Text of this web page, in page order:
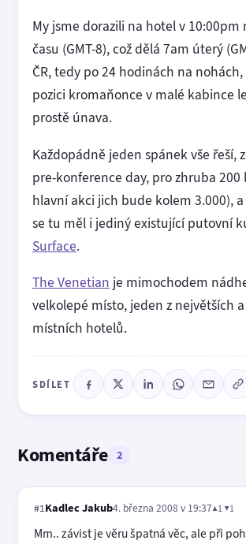
My jsme dorazili na hotel v
času (GMT-8), což dělá 7am úterý
ČR, tedy po 24 hodinách na
pozici kromaňonce v malé kabince
prostě únava.
Každopádně jeden spánek vše řeší,
pre-konference day, pro zhruba 200
hlavní akci jich bude kolem 3.000),
se tu měl i jediný existující putovní
Surface.
The Venetian je mimochodem
velkolepé místo, jeden z největších
místních hotelů.
SDÍLET
Komentáře 2
#1Kadlec Jakub4. března 2008 v 19:37▲1 ▼1
Mm.. závist je věru špatná věc, ale při